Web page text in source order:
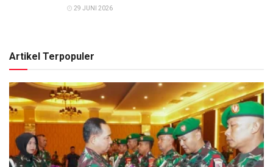
29 JUNI 2026
Artikel Terpopuler